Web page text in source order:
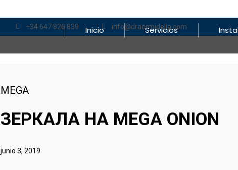
+34 647 826 839 info@draermidelia.com
Inicio Servicios
MEGA
ЗЕРКАЛА НА MEGA ONION
junio 3, 2019